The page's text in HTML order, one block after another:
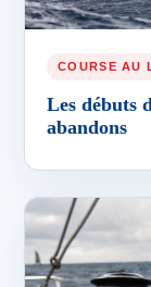
COURSE AU
Les débuts
abandons